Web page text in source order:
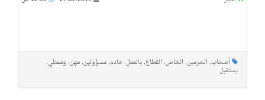
أصحاب, الحرمين, الخاص, القطاع, بـالعمل, خادم, مسؤولين, مهن, وممثلي,
يستقبل